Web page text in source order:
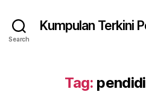
Search
Kumpulan Terkini
Tag: